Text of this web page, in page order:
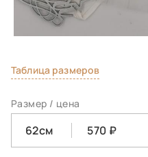
Таблица размеров
Размер / цена
62см 570